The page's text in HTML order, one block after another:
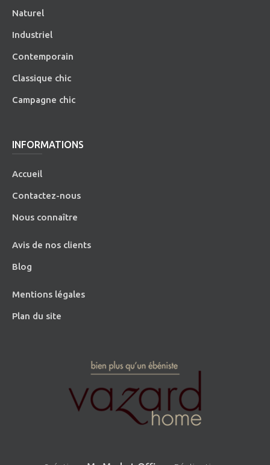
Naturel
Industriel
Contemporain
Classique chic
Campagne chic
INFORMATIONS
Accueil
Contactez-nous
Nous connaître
Avis de nos clients
Blog
Mentions légales
Plan du site